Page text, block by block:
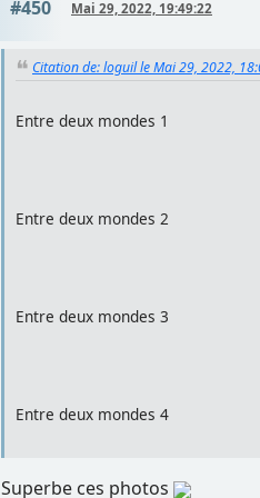
#450 Mai 29, 2022, 19:49:22
Citation de: loguil le Mai 29, 2022,
Entre deux mondes 1
Entre deux mondes 2
Entre deux mondes 3
Entre deux mondes 4
Superbe ces photos